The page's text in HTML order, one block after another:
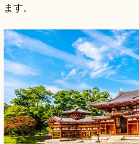
ます。